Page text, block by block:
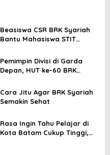
Beasiswa CSR BRK Syariah
Bantu Mahasiswa STIT
Cita-cita Pendidikan
Pemimpin Divisi di Garda
Depan, HUT ke-60 BRK
Khidmat, Penuh Haru dan
Kebanggaan
Cara Jitu Agar BRK Syariah
Semakin Sehat
Rasa Ingin Tahu Pelajar di
Kota Batam Cukup Tinggi,